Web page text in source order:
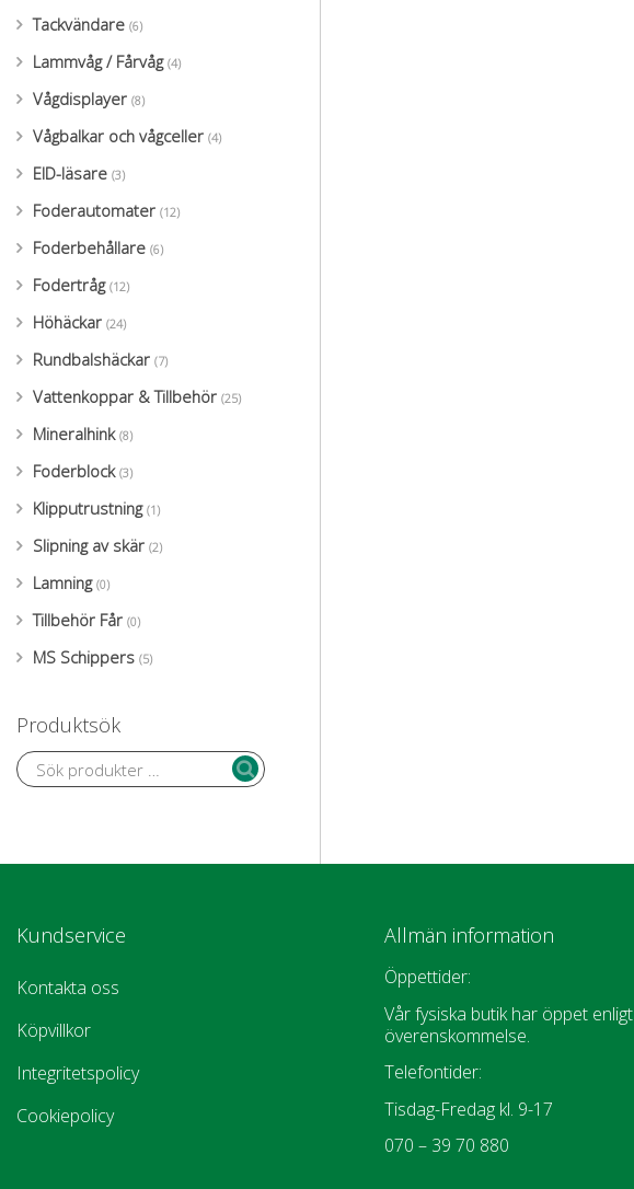
Tackvändare (6)
Lammvåg / Fårvåg (4)
Vågdisplayer (8)
Vågbalkar och vågceller (4)
EID-läsare (3)
Foderautomater (12)
Foderbehållare (6)
Fodertråg (12)
Höhäckar (24)
Rundbalshäckar (7)
Vattenkoppar & Tillbehör (25)
Mineralhink (8)
Foderblock (3)
Klipputrustning (1)
Slipning av skär (2)
Lamning (0)
Tillbehör Får (0)
MS Schippers (5)
Produktsök
Kundservice
Kontakta oss
Köpvillkor
Integritetspolicy
Cookiepolicy
Allmän information
Öppettider:
Vår fysiska butik har öppet enligt
överenskommelse.
Telefontider:
Tisdag-Fredag kl. 9-17
070 – 39 70 880